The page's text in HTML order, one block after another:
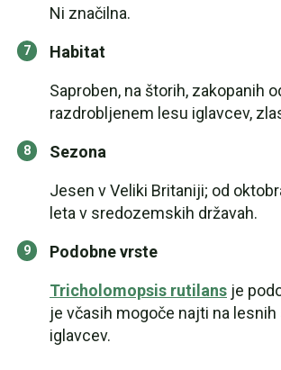
Ni značilna.
Habitat
Saproben, na štorih, zakopanih
razdrobljenem lesu iglavcev,
Sezona
Jesen v Veliki Britaniji; od
leta v sredozemskih državah.
Podobne vrste
Tricholomopsis rutilans je
je včasih mogoče najti na
iglavcev.